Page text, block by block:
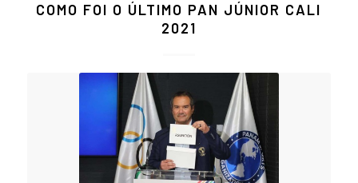
COMO FOI O ÚLTIMO PAN JÚNIOR CALI
2021